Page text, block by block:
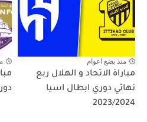
منذ بضع اعوام
مباراة الاتحاد و الهلال ربع
نهائي دوري ابطال اسيا
2023/2024